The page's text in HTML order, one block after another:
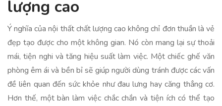
lượng cao
Ý nghĩa của nội thất chất lượng cao không chỉ đơn thuần là vẻ
đẹp tạo được cho một không gian. Nó còn mang lại sự thoải
mái, tiện nghi và tăng hiệu suất làm việc. Một chiếc ghế văn
phòng êm ái và bền bỉ sẽ giúp người dùng tránh được các vấn
đề liên quan đến sức khỏe như đau lưng hay căng thẳng cơ.
Hơn thế, một bàn làm việc chắc chắn và tiện ích có thể tạo